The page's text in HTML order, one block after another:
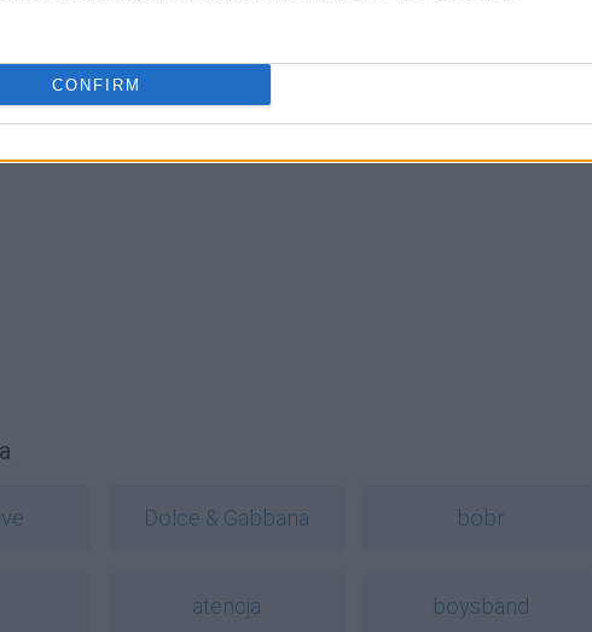
CONFIRM
Dolce & Gabbana bóbr
atencja boysband